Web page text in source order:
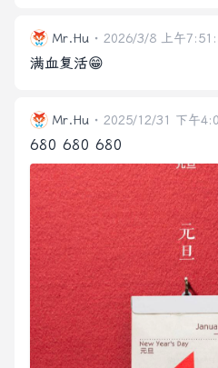
Mr.Hu 2026/3/8 上午
满血复活😁
Mr.Hu 2025/12/31 下午
680 680 680